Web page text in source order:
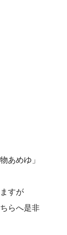
あめゆ」
すが
らへ是非